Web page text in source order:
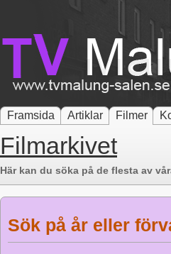
Framsida Artiklar Filmer
Filmarkivet
Här kan du söka på de flesta av
Sök på år eller